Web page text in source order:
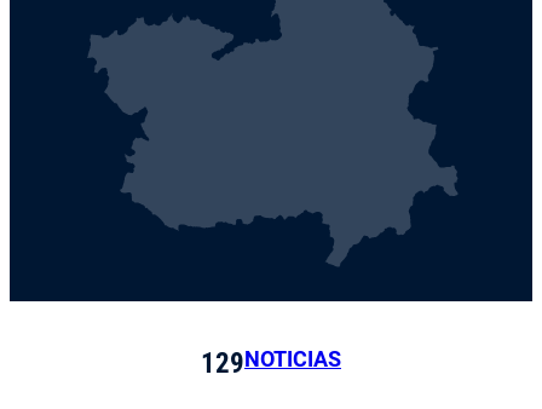
129NOTICIAS